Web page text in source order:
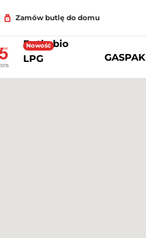
Zamów butlę do domu
Butle bio
LPG
Nowość
GASPAK